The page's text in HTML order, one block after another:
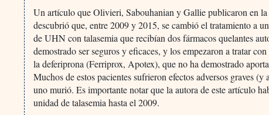
Un artículo que Olivieri, Sabouhanian y Gallie publicaron en
descubrió que, entre 2009 y 2015, se cambió el tratamiento a
de UHN con talasemia que recibían dos fármacos quelantes
demostrado ser seguros y eficaces, y los empezaron a tratar
la deferiprona (Ferriprox, Apotex), que no ha demostrado
Muchos de estos pacientes sufrieron efectos adversos graves
uno murió. Es importante notar que la autora de este artículo
unidad de talasemia hasta el 2009.